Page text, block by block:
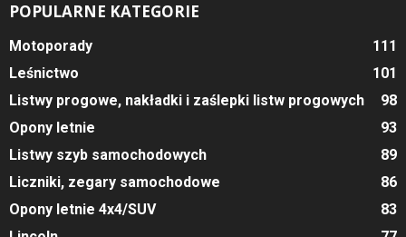
POPULARNE KATEGORIE
Motoporady
111
Leśnictwo
101
Listwy progowe, nakładki i zaślepki listw progowych
98
Opony letnie
93
Listwy szyb samochodowych
89
Liczniki, zegary samochodowe
86
Opony letnie 4x4/SUV
83